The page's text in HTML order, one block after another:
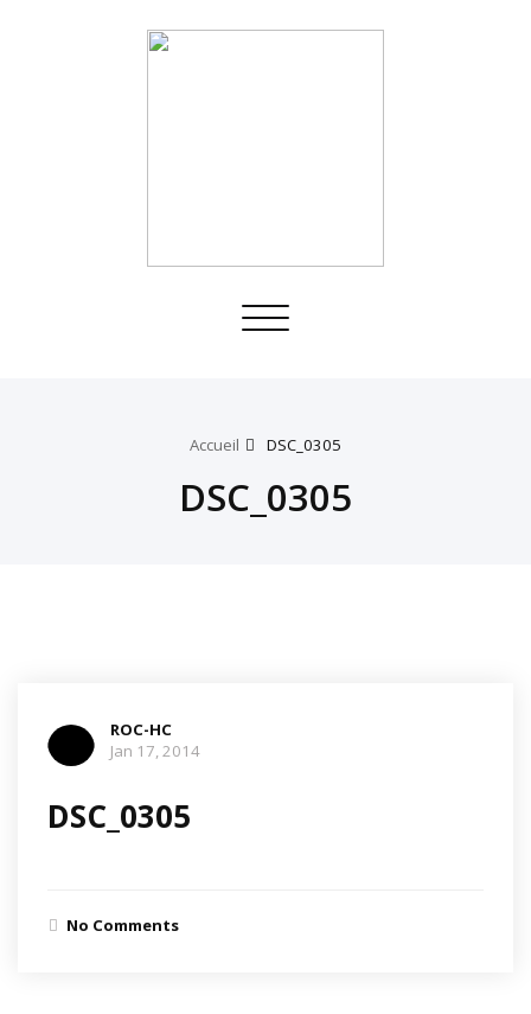
Toggle
Accueil DSC_0305
DSC_0305
ROC-HC
Jan 17, 2014
DSC_0305
No Comments